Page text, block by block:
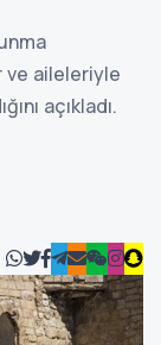
ve aileleriyle
açıkladı.